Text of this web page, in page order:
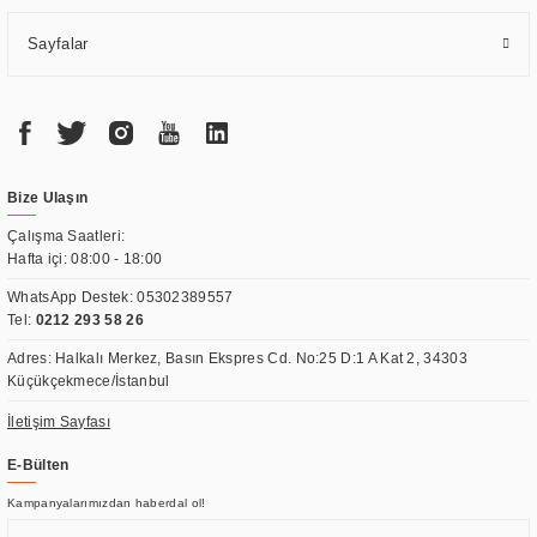
Sayfalar
Bize Ulaşın
Çalışma Saatleri:
Hafta içi: 08:00 - 18:00
WhatsApp Destek:05302389557
Tel: 0212 293 58 26
Adres: Halkalı Merkez, Basın Ekspres Cd. No:25 D:1 A Kat 2, 34303
Küçükçekmece/İstanbul
İletişim Sayfası
E-Bülten
Kampanyalarımızdan haberdal ol!